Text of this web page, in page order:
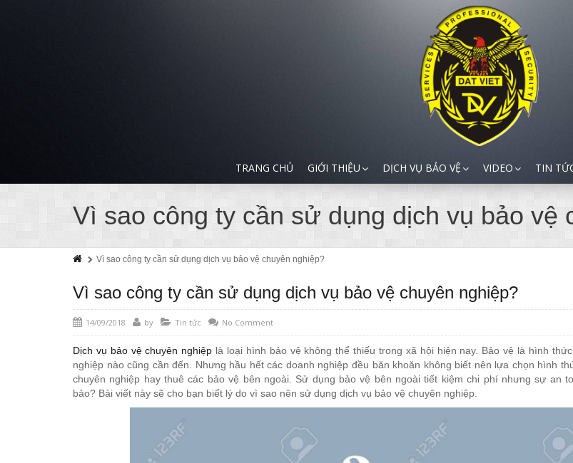
TRANG CHỦ GIỚI THIỆU DỊCH VỤ BẢO VỆ VIDEO TIN
Vì sao công ty cần sử dụng dịch vụ bảo vệ
Vì sao công ty cần sử dụng dịch vụ bảo vệ chuyên nghiệp?
Vì sao công ty cần sử dụng dịch vụ bảo vệ chuyên nghiệp?
14/09/2018 by Tin tức No Comment
Dịch vụ bảo vệ chuyên nghiệp là loại hình bảo vệ không thể thiếu trong xã hội hiện nay. Bảo vệ là hình
nghiệp nào cũng cần đến. Nhưng hầu hết các doanh nghiệp đều băn khoăn không biết nên lựa chọn hình
chuyên nghiệp hay thuê các bảo vệ bên ngoài. Sử dụng bảo vệ bên ngoài tiết kiệm chi phí nhưng sự an
bảo? Bài viết này sẽ cho bạn biết lý do vì sao nên sử dụng dịch vụ bảo vệ chuyên nghiệp.